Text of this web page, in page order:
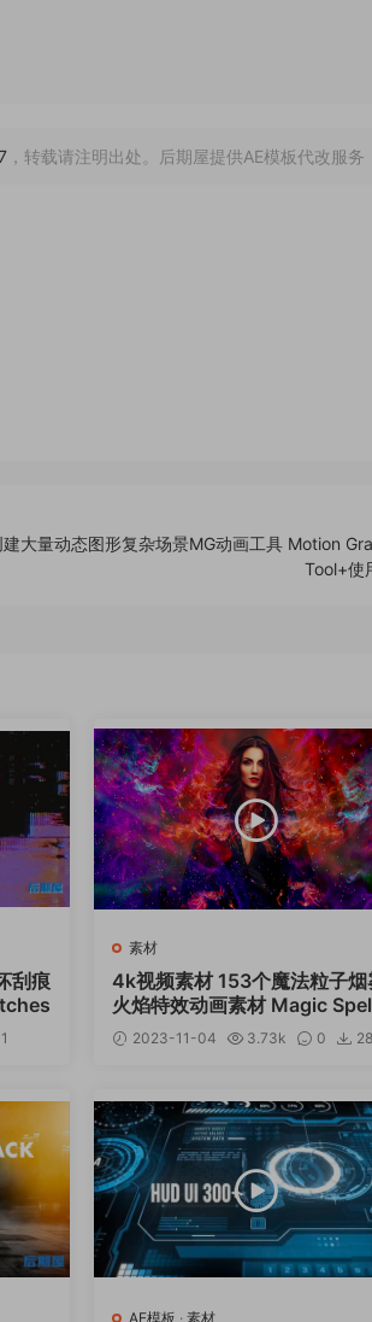
，转载请注明出处。后期屋提供AE模板代改服务
建大量动态图形复杂场景MG动画工具 Motion
Tool+使
刮痕
1
素材
4k视频素材 153个魔法粒子烟
火焰特效动画素材 Magic
BV48
2023-11-04 3.73k 0
AE模板 ·素材